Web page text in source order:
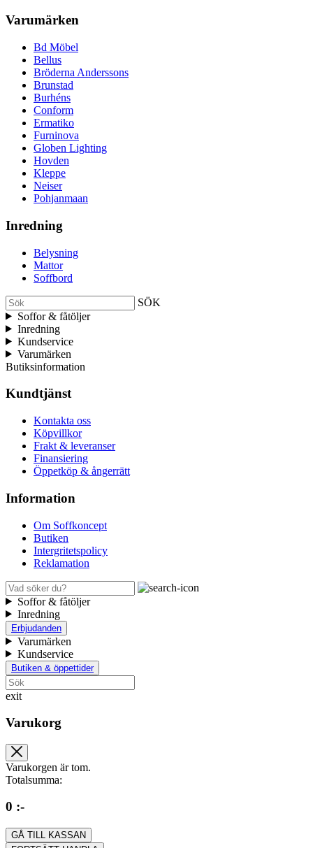
Varumärken
Bd Möbel
Bellus
Bröderna Anderssons
Brunstad
Burhéns
Conform
Ermatiko
Furninova
Globen Lighting
Hovden
Kleppe
Neiser
Pohjanmaan
Inredning
Belysning
Mattor
Soffbord
SÖK
Soffor & fåtöljer
Inredning
Kundservice
Varumärken
Butiksinformation
Kundtjänst
Kontakta oss
Köpvillkor
Frakt & leveranser
Finansiering
Öppetköp & ångerrätt
Information
Om Soffkoncept
Butiken
Intergritetspolicy
Reklamation
Soffor & fåtöljer
Inredning
Erbjudanden
Varumärken
Kundservice
Butiken & öppettider
exit
Varukorg
Varukorgen är tom.
Totalsumma:
0 :-
GÅ TILL KASSAN